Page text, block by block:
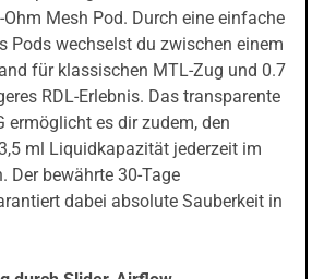
Mesh Pod. Durch eine einfache
Pods wechselst du zwischen einem
für klassischen MTL-Zug und 0.7
RDL-Erlebnis. Das transparente
ermöglicht es dir zudem, den
ml Liquidkapazität jederzeit im
Der bewährte 30-Tage
dabei absolute Sauberkeit in